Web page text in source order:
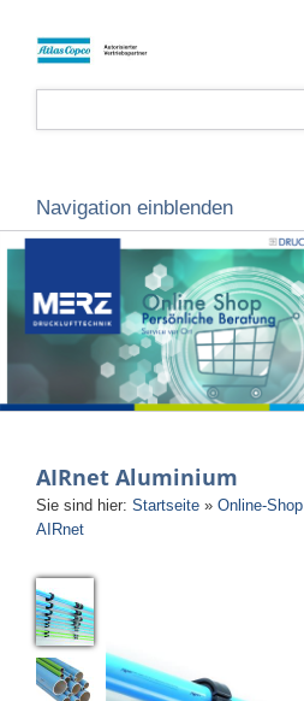
Navigation einblenden
AIRnet Aluminium
Sie sind hier: Startseite » Online-Shop
AIRnet